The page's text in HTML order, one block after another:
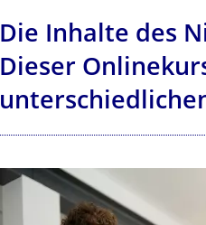
Die Inhalte des
Dieser